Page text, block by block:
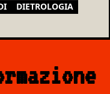
DIETROLOGIA